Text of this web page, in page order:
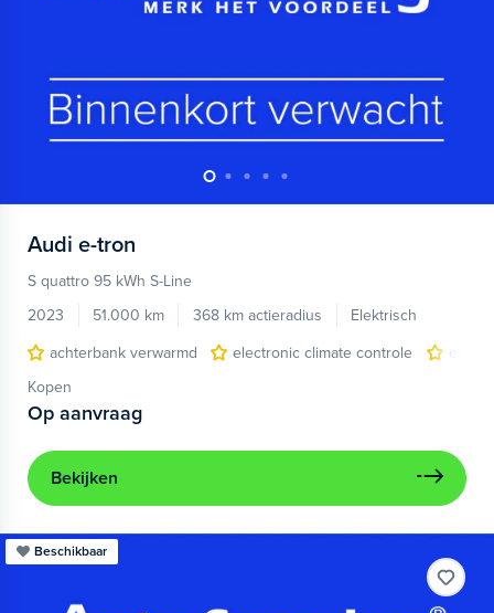
Audi e-tron
S quattro 95 kWh S-Line
2023
51.000 km 368 km actieradius
Elektrisch
achterbank verwarmd
electronic climate controle
Kopen
Op aanvraag
Bekijken
Beschikbaar